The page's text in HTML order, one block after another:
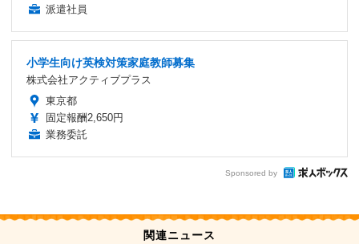
派遣社員
小学生向け英検対策家庭教師募集
株式会社アクティブプラス
東京都
固定報酬2,650円
業務委託
Sponsored by
関連ニュース